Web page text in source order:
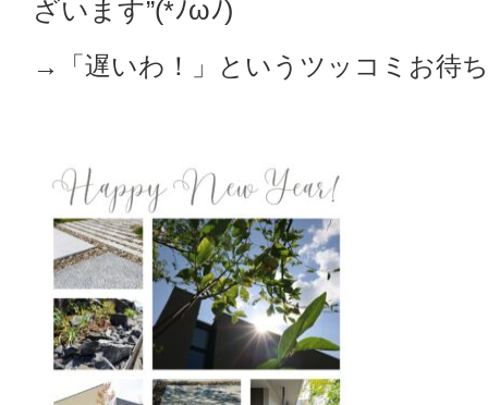
ざいます”(*ﾉωﾉ)
→「遅いわ！」というツッコミお待